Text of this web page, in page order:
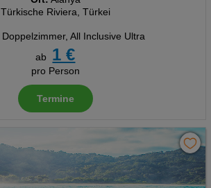
Türkische Riviera, Türkei
Doppelzimmer, All Inclusive Ultra
ab
1 €
pro Person
Termine